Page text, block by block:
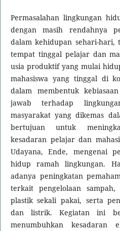
Permasalahan lingkungan
dengan masih rendahnya
dalam kehidupan sehari-hari,
tempat tinggal pelajar dan
usia produktif yang mulai
mahasiswa yang tinggal di
dalam membentuk
jawab terhadap
masyarakat yang dikemas
bertujuan untuk
kesadaran pelajar dan
Udayana, Ende, mengenai
hidup ramah lingkungan.
adanya peningkatan
terkait pengelolaan sampah,
plastik sekali pakai, serta
dan listrik. Kegiatan ini
menumbuhkan kesadaran